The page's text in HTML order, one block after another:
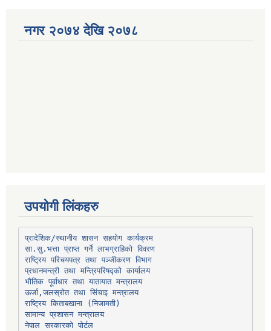
नगर २०७४ देखि २०७८
उपयोगी लिंकहरु
प्रादेशिक/स्थानीय शासन सहयोग कार्यक्रम
सा.सु.भत्ता प्राप्त गर्ने लाभग्राहिको विवरण
राष्ट्रिय परिचयपत्र तथा पञ्‍जीकरण विभाग
प्रधानमन्त्री तथा मन्त्रिपरिषद्को कार्यालय
भौतिक पूर्वाधार तथा यातायात मन्त्रालय
ऊर्जा,जलस्रोत तथा सिंचाइ मन्त्रालय
सामान्य प्रशासन मन्त्रालय
नेपाल सरकारको पोर्टल